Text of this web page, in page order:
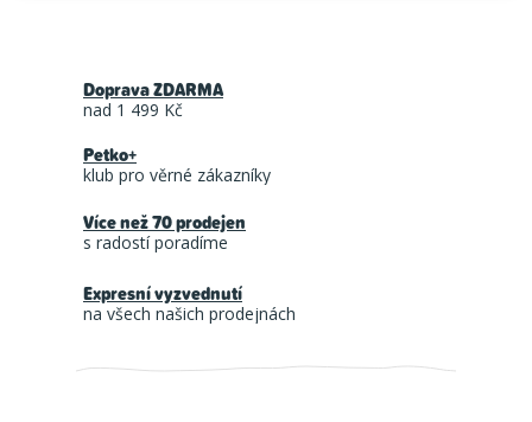
Doprava ZDARMA
nad 1 499 Kč
Petko+
klub pro věrné zákazníky
Více než 70 prodejen
s radostí poradíme
Expresní vyzvednutí
na všech našich prodejnách